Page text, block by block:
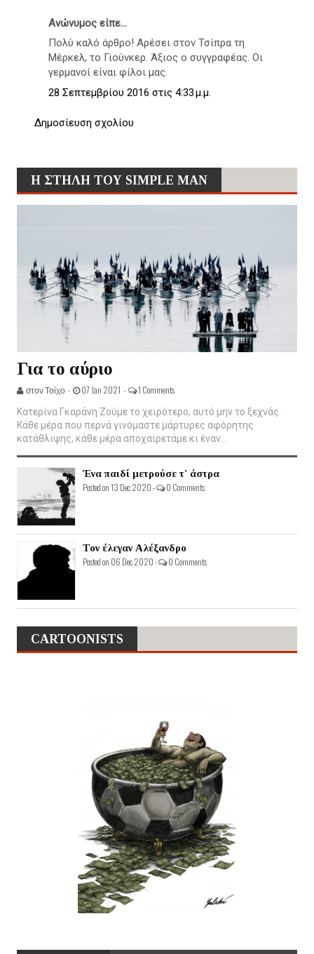
Ανώνυμος είπε...
Πολύ καλό άρθρο! Αρέσει στον Τσίπρα τη
Μέρκελ, το Γιούνκερ. Άξιος ο συγγραφέας. Οι
γερμανοί είναι φίλοι μας.
28 Σεπτεμβρίου 2016 στις 4:33 μ.μ.
Δημοσίευση σχολίου
Η ΣΤΗΛΗ ΤΟΥ SIMPLE MAN
Για το αύριο
στον Τοίχο - 07 Jan 2021 - 1 Comments
Κατερίνα Γκαράνη Ζούμε το χειρότερο, αυτό μην το ξεχνάς.
Κάθε μέρα που περνά γινόμαστε μάρτυρες αφόρητης
κατάθλιψης, κάθε μέρα αποχαιρετάμε κι έναν...
Ένα παιδί μετρούσε τ' άστρα
Posted on 13 Dec 2020 - 0 Comments
Τον έλεγαν Αλέξανδρο
Posted on 06 Dec 2020 - 0 Comments
CARTOONISTS